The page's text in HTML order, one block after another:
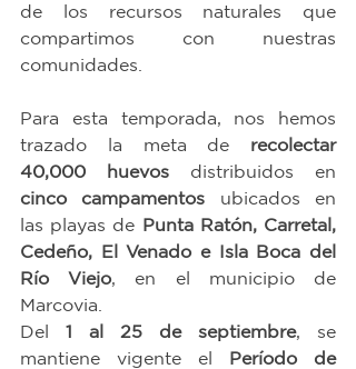
de los recursos naturales que
compartimos con nuestras
comunidades.
Para esta temporada, nos hemos
trazado la meta de recolectar
40,000 huevos
cinco campamentos ubicados en
las playas de Punta Ratón, Carretal,
Cedeño, El Venado e Isla Boca del
Río Viejo, en el municipio de
Marcovia.
Del 1 al 25 de septiembre, se
mantiene vigente el Período de